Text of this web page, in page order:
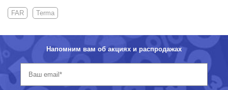
FAR Terma
Напомним вам об акциях и распродажах